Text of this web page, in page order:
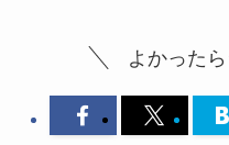
よかった